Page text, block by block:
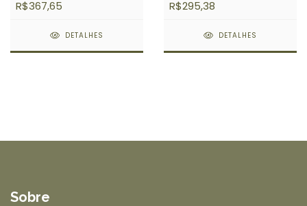
R$367,65
DETALHES
R$295,38
DETALHES
Sobre